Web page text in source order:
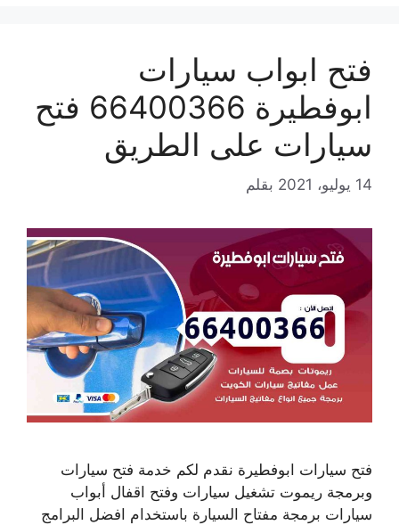
فتح ابواب سيارات
ابوفطيرة 66400366 فتح
سيارات على الطريق
14 يوليو، 2021 بقلم
فتح سيارات ابوفطيرة نقدم لكم خدمة فتح سيارات
وبرمجة ريموت تشغيل سيارات وفتح اقفال أبواب
سيارات برمجة مفتاح السيارة باستخدام افضل البرامج